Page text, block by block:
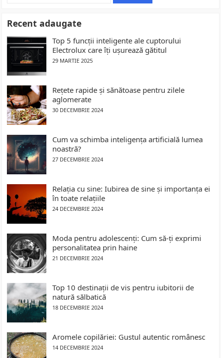
Recent adaugate
Top 5 funcții inteligente ale cuptorului
Electrolux care îți ușurează gătitul
29 MARTIE 2025
Rețete rapide și sănătoase pentru zilele
aglomerate
30 DECEMBRIE 2024
Cum va schimba inteligența artificială lumea
noastră?
27 DECEMBRIE 2024
Relația cu sine: Iubirea de sine și importanța ei
în toate relațiile
24 DECEMBRIE 2024
Moda pentru adolescenți: Cum să-ți exprimi
personalitatea prin haine
21 DECEMBRIE 2024
Top 10 destinații de vis pentru iubitorii de
natură sălbatică
18 DECEMBRIE 2024
Aromele copilăriei: Gustul autentic românesc
14 DECEMBRIE 2024